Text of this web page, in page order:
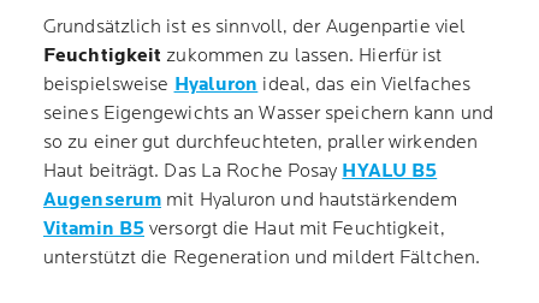
Grundsätzlich ist es sinnvoll, der Augenpartie viel
Feuchtigkeit zukommen zu lassen. Hierfür ist
beispielsweise Hyaluron ideal, das ein Vielfaches
seines Eigengewichts an Wasser speichern kann und
so zu einer gut durchfeuchteten, praller wirkenden
Haut beiträgt. Das La Roche Posay HYALU B5
Augenserum mit Hyaluron und hautstärkendem
Vitamin B5 versorgt die Haut mit Feuchtigkeit,
unterstützt die Regeneration und mildert Fältchen.